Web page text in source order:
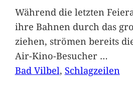
Während die letzten
ihre Bahnen durch das
ziehen, strömen bereits
Air-Kino-Besucher …
Bad Vilbel, Schlagzeilen